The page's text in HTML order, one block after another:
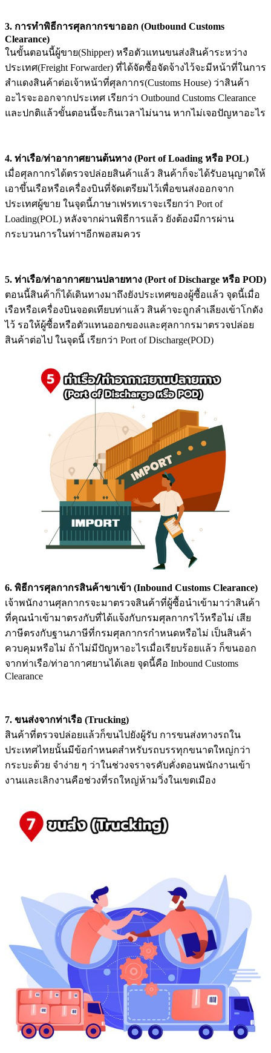
3. การทำพิธีการศุลกากรขาออก (Outbound Customs
Clearance)
ในขั้นตอนนี้ผู้ขาย(Shipper) หรือตัวแทนขนส่งสินค้าระหว่าง
ประเทศ(Freight Forwarder) ที่ได้จัดซื้อจัดจ้างไว้จะมีหน้าที่ในการ
สำแดงสินค้าต่อเจ้าหน้าที่ศุลกากร(Customs House) ว่าสินค้า
อะไรจะออกจากประเทศ เรียกว่า Outbound Customs Clearance
และปกติแล้วขั้นตอนนี้จะกินเวลาไม่นาน หากไม่เจอปัญหาอะไร
4. ท่าเรือ/ท่าอากาศยานต้นทาง (Port of Loading หรือ POL)
เมื่อศุลกากรได้ตรวจปล่อยสินค้าแล้ว สินค้าก็จะได้รับอนุญาตให้
เอาขึ้นเรือหรือเครื่องบินที่จัดเตรียมไว้เพื่อขนส่งออกจาก
ประเทศผู้ขาย ในจุดนี้ภาษาเฟรทเราจะเรียกว่า Port of
Loading(POL) หลังจากผ่านพิธีการแล้ว ยังต้องมีการผ่าน
กระบวนการในท่าฯอีกพอสมควร
5. ท่าเรือ/ท่าอากาศยานปลายทาง (Port of Discharge หรือ POD)
ตอนนี้สินค้าก็ได้เดินทางมาถึงยังประเทศของผู้ซื้อแล้ว จุดนี้เมื่อ
เรือหรือเครื่องบินจอดเทียบท่าแล้ว สินค้าจะถูกลำเลียงเข้าโกดัง
ไว้ รอให้ผู้ซื้อหรือตัวแทนออกของและศุลกากรมาตรวจปล่อย
สินค้าต่อไป ในจุดนี้ เรียกว่า Port of Discharge(POD)
6. พิธีการศุลกากรสินค้าขาเข้า (Inbound Customs Clearance)
เจ้าพนักงานศุลกากรจะมาตรวจสินค้าที่ผู้ซื้อนำเข้ามาว่าสินค้า
ที่คุณนำเข้ามาตรงกับที่ได้แจ้งกับกรมศุลกากรไว้หรือไม่ เสีย
ภาษีตรงกับฐานภาษีที่กรมศุลกากรกำหนดหรือไม่ เป็นสินค้า
ควบคุมหรือไม่ ถ้าไม่มีปัญหาอะไรเมื่อเรียบร้อยแล้ว ก็ขนออก
จากท่าเรือ/ท่าอากาศยานได้เลย จุดนี้คือ Inbound Customs
Clearance
7. ขนส่งจากท่าเรือ (Trucking)
สินค้าที่ตรวจปล่อยแล้วก็ขนไปยังผู้รับ การขนส่งทางรถใน
ประเทศไทยนั้นมีข้อกำหนดสำหรับรถบรรทุกขนาดใหญ่กว่า
กระบะด้วย จำง่าย ๆ ว่าในช่วงจราจรคับคั่งตอนพนักงานเข้า
งานและเลิกงานคือช่วงที่รถใหญ่ห้ามวิ่งในเขตเมือง